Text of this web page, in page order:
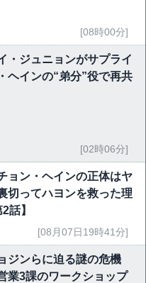
[08時00分]
・ジュニョンがサプライ
ヘインの“弟分”役で再共
[02時06分]
ョン・ヘインの正体はヤ
切ってハヨンを救った理
話】
[08月07日19時41分]
ジンらに迫る謎の危機
業3課のワークショップ